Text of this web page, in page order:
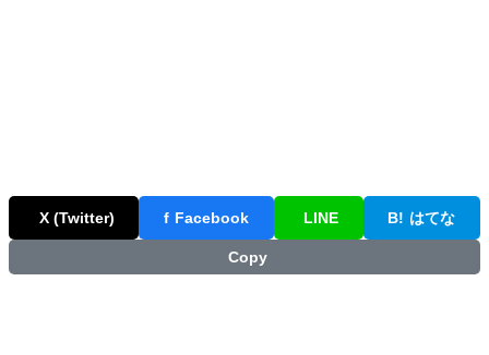
X (Twitter) f Facebook LINE B! はてな
Copy